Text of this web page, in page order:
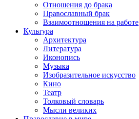
Отношения до брака
Православный брак
Взаимоотношения на работе
Культура
Архитектура
Литература
Иконопись
Музыка
Изобразительное искусство
Кино
Театр
Толковый словарь
Мысли великих